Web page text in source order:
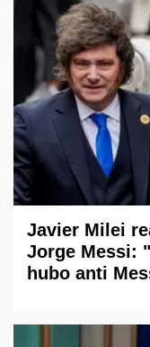
Javier Milei
Jorge Messi:
hubo anti